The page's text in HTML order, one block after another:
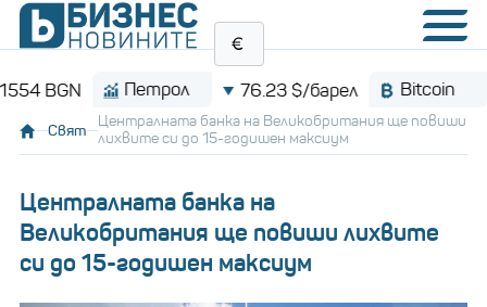
Петрол 76.23 $/барел Bitcoin
Свят
Централната банка на Великобритания ще повиши
лихвите си до 15-годишен максиум
Централната банка на
Великобритания ще повиши лихвите
си до 15-годишен максиум